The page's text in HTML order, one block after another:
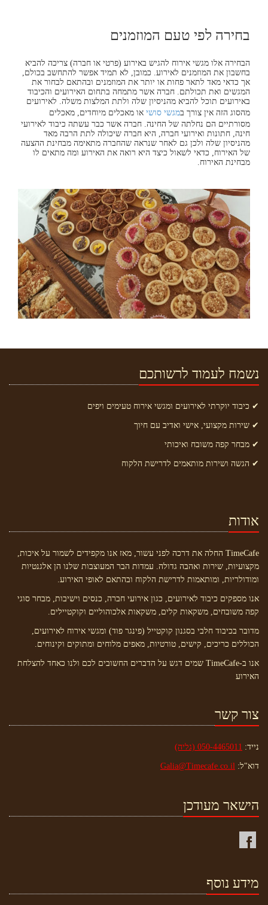
בחירה לפי טעם המוזמנים
הבחירה אלו מגשי אירוח להגיש באירוע (פרטי או חברה) צריכה להביא
בחשבון את המוזמנים לאירוע. כמובן, לא תמיד אפשר להתחשב בכולם,
אך כדאי מאד לתאר פחות או יותר את המוזמנים ובהתאם לבחור את
המגשים ואת תכולתם. חברה אשר מתמחה בתחום האירועים והכיבוד
באירועים תוכל להביא מהניסיון שלה ולתת המלצות משלה. לאירועים
מהסוג הזה אין צורך במגשי סושי או מאכלים מיוחדים, מאכלים
מסורתיים הם נחלתה של החינה. חברה אשר כבר עשתה כיבוד לאירועי
חינה, חתונות ואירועי חברה, היא חברה שיכולה לתת הרבה מאד
מהניסיון שלה ולכן גם לאחר שנראה שהחברה מתאימה מבחינת ההצעה
של האירוח, כדאי לשאול כיצד היא רואה את האירוע ומה מתאים לו
מבחינת האירוח.
נשמח לעמוד לרשותכם
✔ כיבוד יוקרתי לאירועים ומגשי אירוח טעימים ויפים
✔ שירות מקצועי, אישי ואדיב עם חיוך
✔ מבחר קפה משובח ואיכותי
✔ הגשה ושירות מותאמים לדרישת הלקוח
אודות
TimeCafe החלה את דרכה לפני עשור, מאז אנו מקפידים לשמור על איכות,
מקצועיות, שירות ואהבה גדולה. עמדות הבר המעוצבות שלנו הן אלגנטיות
ומודולריות, ומותאמות לדרישת הלקוח ובהתאם לאופי האירוע.
אנו מספקים כיבוד לאירועים, כגון אירועי חברה, כנסים וישיבות, מבחר סוגי
קפה משובחים, משקאות קלים, משקאות אלכוהוליים וקוקטיילים.
מדובר בכיבוד חלבי בסגנון קוקטייל (פינגר פוד) ומגשי אירוח לאירועים,
הכוללים כריכים, קישים, טורטיות, מאפים מלוחים ומתוקים וקינוחים.
אנו ב-TimeCafe שמים דגש על הדברים החשובים לכם ולנו כאחד להצלחת
האירוע
צור קשר
נייד: 050-4465011 (גליה)
דוא"ל: Galia@Timecafe.co.il
הישאר מעודכן
מידע נוסף